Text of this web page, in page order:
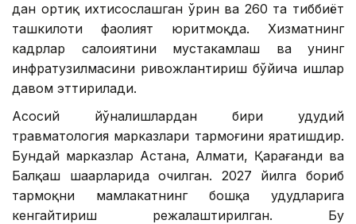
дан ортиқ ихтисослашган ўрин ва 260 та тиббиёт
ташкилоти фаолият юритмоқда. Хизматнинг
кадрлар салоҳиятини мустаҳкамлаш ва унинг
инфратузилмасини ривожлантириш бўйича ишлар
давом эттирилади.
Асосий йўналишлардан бири ҳудудий
травматология марказлари тармоғини яратишдир.
Бундай марказлар Астана, Алмати, Қарағанди ва
Балқаш шаҳарларида очилган. 2027 йилга бориб
тармоқни мамлакатнинг бошқа ҳудудларига
кенгайтириш режалаштирилган. Бу